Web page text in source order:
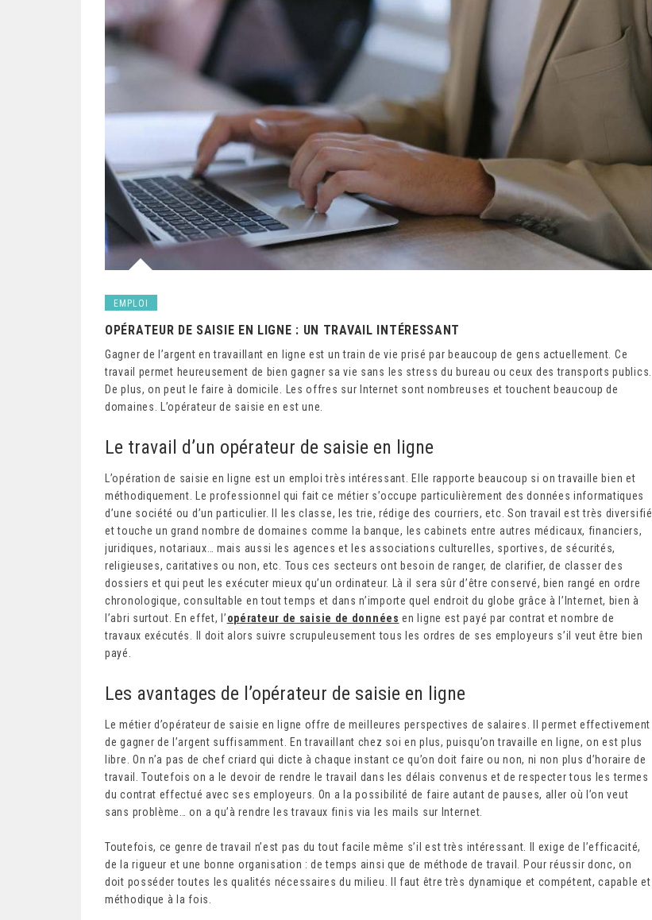
EMPLOI
OPÉRATEUR DE SAISIE EN LIGNE : UN TRAVAIL INTÉRESSANT
Gagner de l’argent en travaillant en ligne est un train de vie prisé par beaucoup de gens actuellement. Ce
travail permet heureusement de bien gagner sa vie sans les stress du bureau ou ceux des transports publics.
De plus, on peut le faire à domicile. Les offres sur Internet sont nombreuses et touchent beaucoup de
domaines. L’opérateur de saisie en est une.
Le travail d’un opérateur de saisie en ligne
L’opération de saisie en ligne est un emploi très intéressant. Elle rapporte beaucoup si on travaille bien et
méthodiquement. Le professionnel qui fait ce métier s’occupe particulièrement des données informatiques
d’une société ou d’un particulier. Il les classe, les trie, rédige des courriers, etc. Son travail est très diversifié
et touche un grand nombre de domaines comme la banque, les cabinets entre autres médicaux, financiers,
juridiques, notariaux… mais aussi les agences et les associations culturelles, sportives, de sécurités,
religieuses, caritatives ou non, etc. Tous ces secteurs ont besoin de ranger, de clarifier, de classer des
dossiers et qui peut les exécuter mieux qu’un ordinateur. Là il sera sûr d’être conservé, bien rangé en ordre
chronologique, consultable en tout temps et dans n’importe quel endroit du globe grâce à l’Internet, bien à
l’abri surtout. En effet, l’opérateur de saisie de données en ligne est payé par contrat et nombre de
travaux exécutés. Il doit alors suivre scrupuleusement tous les ordres de ses employeurs s’il veut être bien
payé.
Les avantages de l’opérateur de saisie en ligne
Le métier d’opérateur de saisie en ligne offre de meilleures perspectives de salaires. Il permet effectivement
de gagner de l’argent suffisamment. En travaillant chez soi en plus, puisqu’on travaille en ligne, on est plus
libre. On n’a pas de chef criard qui dicte à chaque instant ce qu’on doit faire ou non, ni non plus d’horaire de
travail. Toutefois on a le devoir de rendre le travail dans les délais convenus et de respecter tous les termes
du contrat effectué avec ses employeurs. On a la possibilité de faire autant de pauses, aller où l’on veut
sans problème… on a qu’à rendre les travaux finis via les mails sur Internet.
Toutefois, ce genre de travail n’est pas du tout facile même s’il est très intéressant. Il exige de l’efficacité,
de la rigueur et une bonne organisation : de temps ainsi que de méthode de travail. Pour réussir donc, on
doit posséder toutes les qualités nécessaires du milieu. Il faut être très dynamique et compétent, capable et
méthodique à la fois.